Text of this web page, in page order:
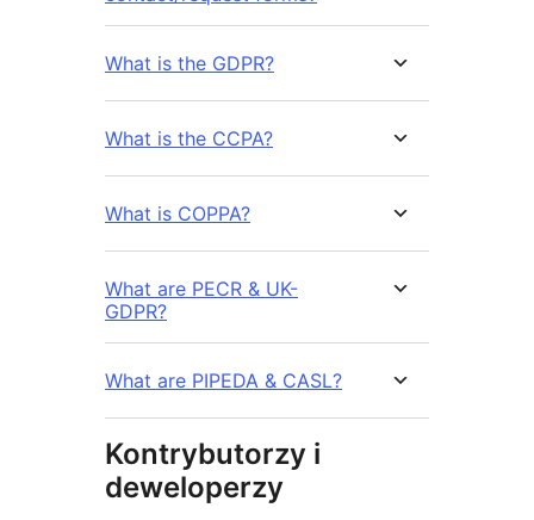
What is the GDPR?
What is the CCPA?
What is COPPA?
What are PECR & UK-
GDPR?
What are PIPEDA & CASL?
Kontrybutorzy i
deweloperzy